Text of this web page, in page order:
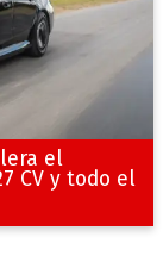
el
CV y todo el